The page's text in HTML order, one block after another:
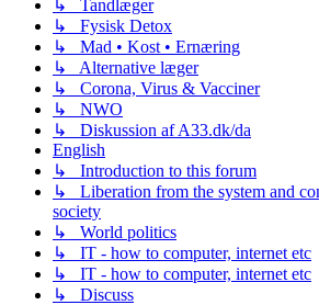
↳ Tandlæger
↳ Fysisk Detox
↳ Mad • Kost • Ernæring
↳ Alternative læger
↳ Corona, Virus & Vacciner
↳ NWO
↳ Diskussion af A33.dk/da
English
↳ Introduction to this forum
↳ Liberation from the system and
society
↳ World politics
↳ IT - how to computer, internet etc
↳ IT - how to computer, internet etc
↳ Discuss